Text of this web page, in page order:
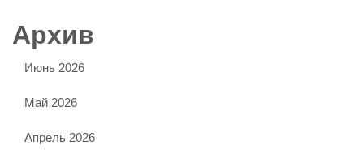
Архив
Июнь 2026
Май 2026
Апрель 2026